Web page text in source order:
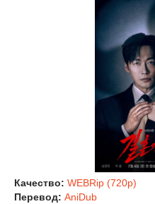
Качество: WEBRip (720p)
Перевод: AniDub